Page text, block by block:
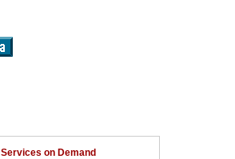
Services on Demand